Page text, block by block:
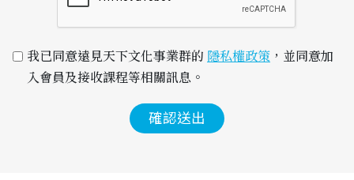
我已同意遠見天下文化事業群的 隱私權政策 ，並同意加
入會員及接收課程等相關訊息。
確認送出